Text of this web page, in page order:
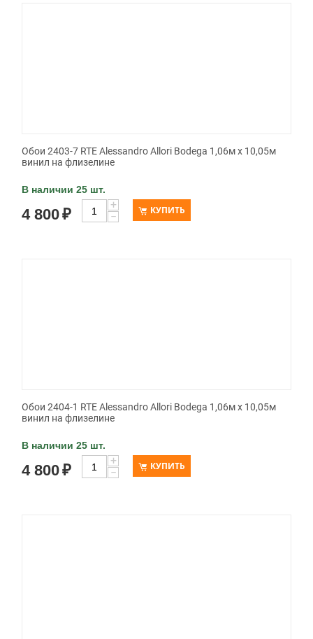
Обои 2403-7 RTE Alessandro Allori Bodega 1,06м х 10,05м
винил на флизелине
В наличии 25 шт.
4 800₽
+
−
КУПИТЬ
Обои 2404-1 RTE Alessandro Allori Bodega 1,06м х 10,05м
винил на флизелине
В наличии 25 шт.
4 800₽
+
−
КУПИТЬ